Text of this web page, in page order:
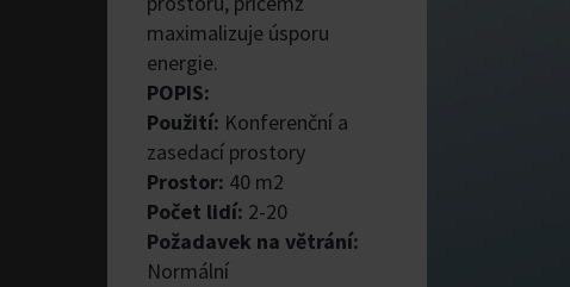
maximalizuje úsporu
energie.
POPIS:
Použití: Konferenční a
zasedací prostory
Prostor: 40 m2
Počet lidí: 2-20
Požadavek na větrání:
Normální